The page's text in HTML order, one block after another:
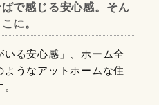
で感じる安心感。そん
に。
いる安心感」、ホーム全
うなアットホームな住